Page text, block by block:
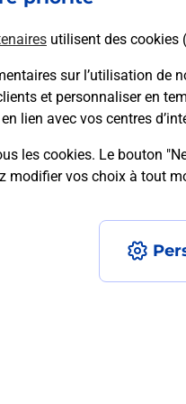
utilisent des cookies
sur l’utilisation de
et personnaliser en
lien avec vos centres
les cookies. Le bouton
modifier vos choix à tout
En savoir plus
en ligne